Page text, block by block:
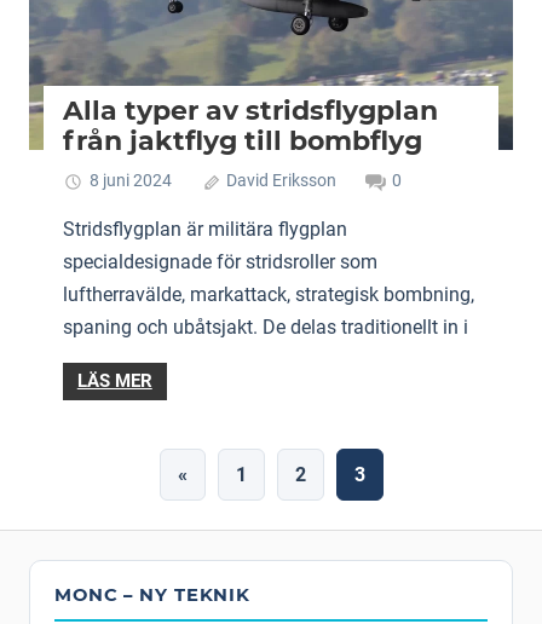
Alla typer av stridsflygplan
från jaktflyg till bombflyg
8 juni 2024 David Eriksson 0
Stridsflygplan är militära flygplan
specialdesignade för stridsroller som
luftherravälde, markattack, strategisk bombning,
spaning och ubåtsjakt. De delas traditionellt in i
LÄS MER
Sidonumrering
inlägg
«Previous
Posts
1 2 3
MONC – NY TEKNIK